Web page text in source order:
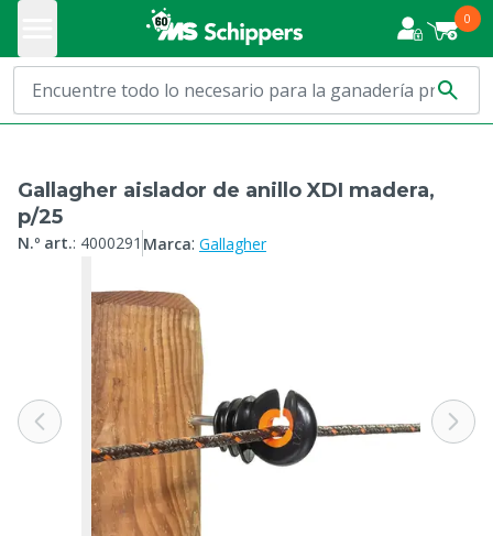
0
Gallagher aislador de anillo XDI madera,
p/25
N.º art.: 4000291 Marca: Gallagher